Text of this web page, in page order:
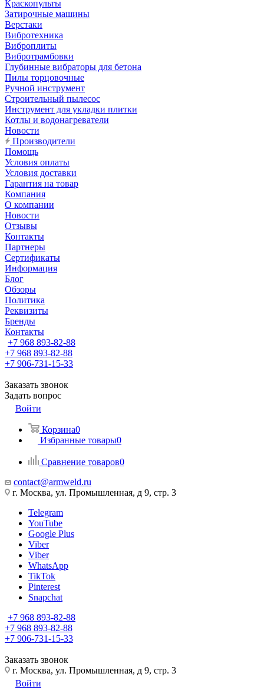
Краскопульты
Затирочные машины
Верстаки
Вибротехника
Виброплиты
Вибротрамбовки
Глубинные вибраторы для бетона
Пилы торцовочные
Ручной инструмент
Строительный пылесос
Инструмент для укладки плитки
Котлы и водонагреватели
Новости
Производители
Помощь
Условия оплаты
Условия доставки
Гарантия на товар
Компания
О компании
Новости
Отзывы
Контакты
Партнеры
Сертификаты
Информация
Блог
Обзоры
Политика
Реквизиты
Бренды
Контакты
+7 968 893-82-88
+7 968 893-82-88
+7 906-731-15-33
Заказать звонок
Задать вопрос
Войти
Корзина0
Избранные товары0
Сравнение товаров0
contact@armweld.ru
г. Москва, ул. Промышленная, д 9, стр. 3
Telegram
YouTube
Google Plus
Viber
Viber
WhatsApp
TikTok
Pinterest
Snapchat
+7 968 893-82-88
+7 968 893-82-88
+7 906-731-15-33
Заказать звонок
г. Москва, ул. Промышленная, д 9, стр. 3
Войти